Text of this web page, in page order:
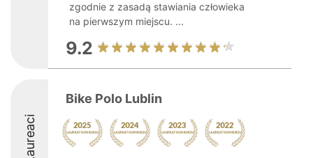
zgodnie z zasadą stawiania człowieka
na pierwszym miejscu. ...
9.2
Laureaci
Bike Polo Lublin